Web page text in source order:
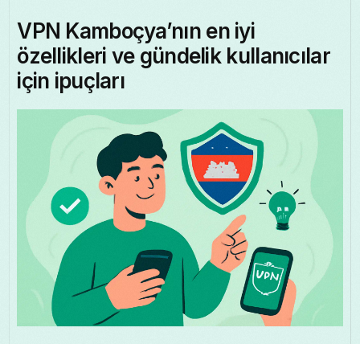
Türkçe
VPN Kamboçya’nın en iyi
özellikleri ve gündelik kullanıcılar
için ipuçları